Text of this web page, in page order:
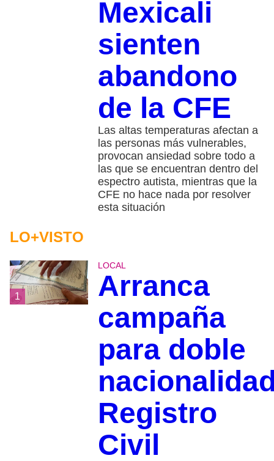
Mexicali
sienten
abandono
de la CFE
Las altas temperaturas afectan a
las personas más vulnerables,
provocan ansiedad sobre todo a
las que se encuentran dentro del
espectro autista, mientras que la
CFE no hace nada por resolver
esta situación
LO+VISTO
1
LOCAL
Arranca
campaña
para doble
Registro
Civil